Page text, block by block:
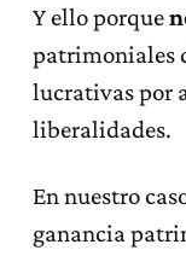
Y ello porque
patrimoniales
lucrativas por
liberalidades.
En nuestro
ganancia